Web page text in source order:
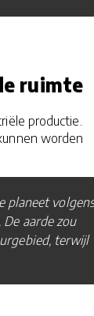
ruimte
productie.
worden
planeet volgens
aarde zou
terwijl